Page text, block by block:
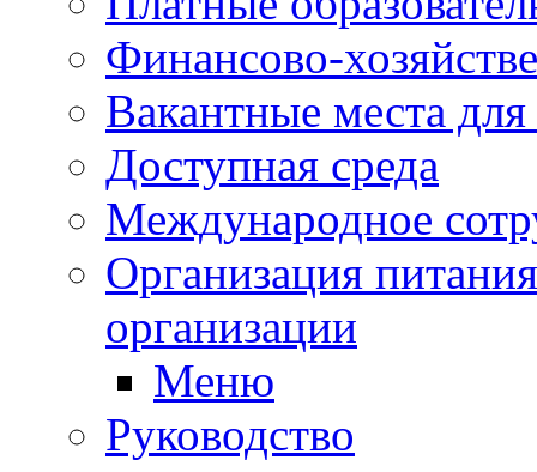
Финансово-
Вакантные места
Доступная среда
Международное
Организация
организации
Меню
Руководство